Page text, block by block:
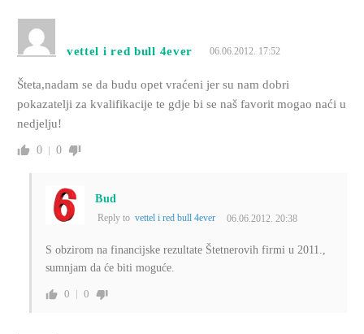
vettel i red bull 4ever 06.06.2012. 17:52
Šteta,nadam se da budu opet vraćeni jer su nam dobri
pokazatelji za kvalifikacije te gdje bi se naš favorit mogao naći u
nedjelju!
0 0
Bud
Reply to vettel i red bull 4ever 06.06.2012. 20:38
S obzirom na financijske rezultate Štetnerovih firmi u 2011.,
sumnjam da će biti moguće.
0 0